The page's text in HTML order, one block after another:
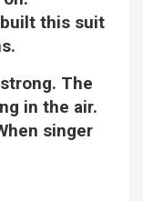
this suit
The
in the air.
singer